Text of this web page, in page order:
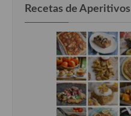
Recetas de Aperitivos